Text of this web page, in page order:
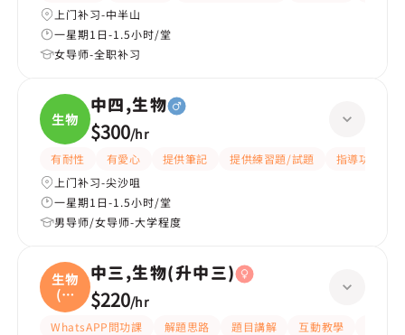
上门补习-中半山
一星期1日-1.5小时/堂
女导师-全职补习
生物
中四,生物
$300/hr
有耐性 有愛心 提供筆記 提供練習題/試題 指導功課
上门补习-尖沙咀
一星期1日-1.5小时/堂
男导师/女导师-大学程度
生物
(升
中
中三,生物(升中三)
$220/hr
WhatsAPP問功課 解題思路 題目講解 互動教學